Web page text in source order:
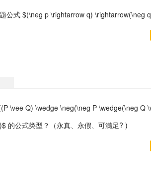
公式 $(\neg p \rightarrow q) \rightarrow(\neg
\vee Q) \wedge \neg(\neg P \wedge(\neg
的公式类型？（永真、永假、可满足? )